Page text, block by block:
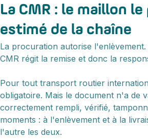
La CMR : le maillon
estimé de la chaîne
La procuration autorise
CMR régit la remise et donc la
Pour tout transport routier
obligatoire. Mais le document n'a de
correctement rempli, vérifié,
moments : à l'enlèvement et à la
l'autre les deux.